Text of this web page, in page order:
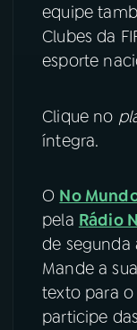
ACOMPANHE A
YouTube
TikTok
equipe
Clubes da
esporte
Clique no
íntegra.
O No
pela Rádio
de segunda
Mande a
texto para o
participe